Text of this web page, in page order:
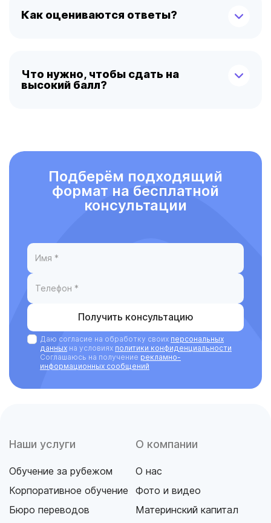
Как оцениваются ответы?
Что нужно, чтобы сдать на
высокий балл?
Подберём подходящий
формат на бесплатной
консультации
Получить консультацию
Даю согласие на обработку своих персональных
данных на условиях политики конфиденциальности
Соглашаюсь на получение рекламно-
информационных сообщений
Наши услуги
Обучение за рубежом
Корпоративное обучение
Бюро переводов
О компании
О нас
Фото и видео
Материнский капитал